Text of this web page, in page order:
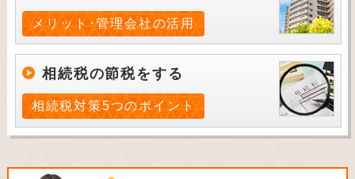
メリット･管理会社の活用
相続税の節税をする
相続税対策5つのポイント